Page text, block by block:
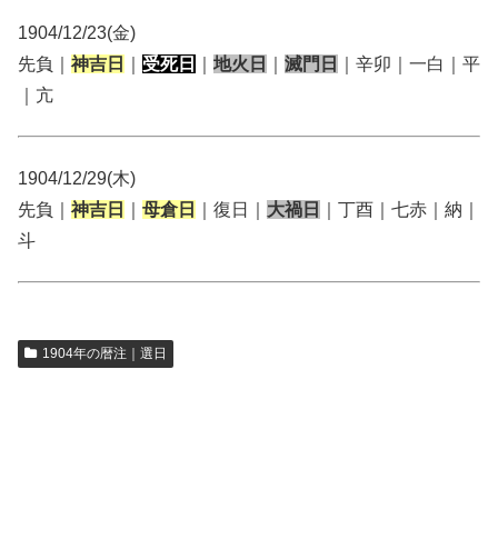
1904/12/23(金)
先負｜ 神吉日 受死日 地火日 滅門日
｜辛卯｜一白｜平
｜亢
1904/12/29(木)
先負｜ 神吉日 母倉日 ｜復日｜ 大禍日
｜丁酉｜七赤｜納｜
斗
1904年の暦注｜選日